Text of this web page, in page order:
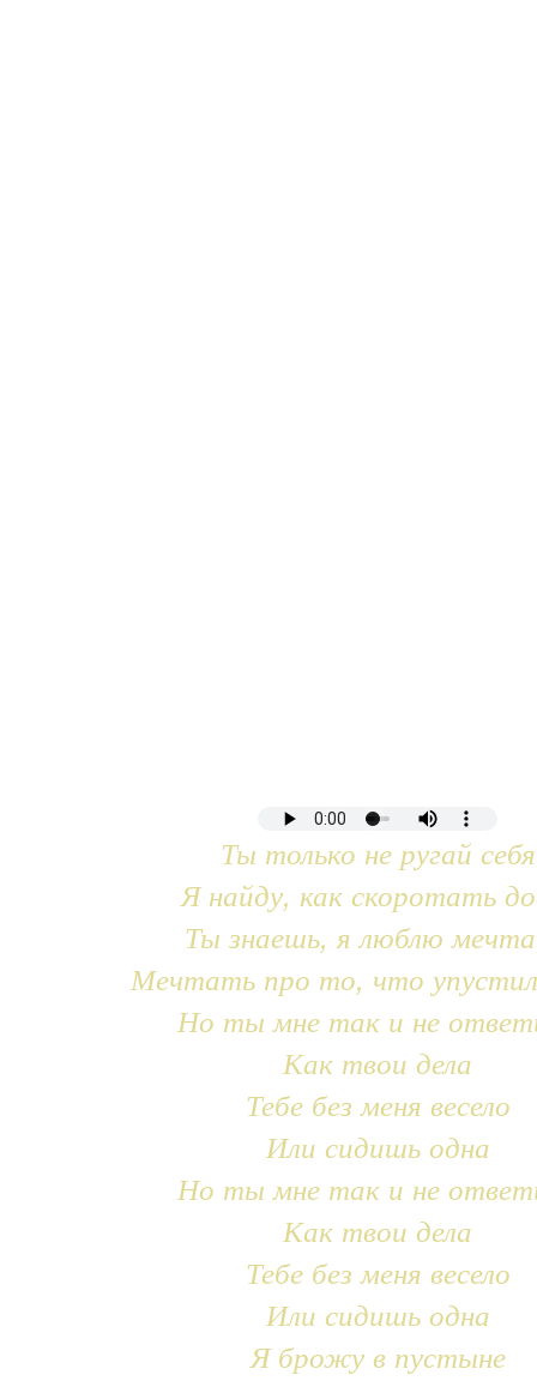
Ты только не ругай себя
Я найду, как скоротать
Ты знаешь, я люблю
Мечтать про то, что
Но ты мне так и не
Как твои дела
Тебе без меня весело
Или сидишь одна
Но ты мне так и не
Как твои дела
Тебе без меня весело
Или сидишь одна
Я брожу в пустыне